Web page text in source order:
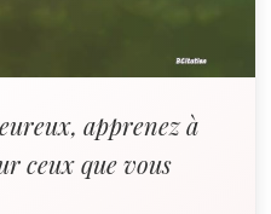
apprenez à
ceux que vous